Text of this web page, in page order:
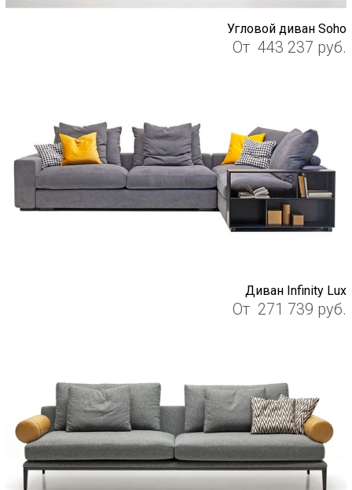
Угловой диван Soho
От 443 237 руб.
Диван Infinity Lux
От 271 739 руб.